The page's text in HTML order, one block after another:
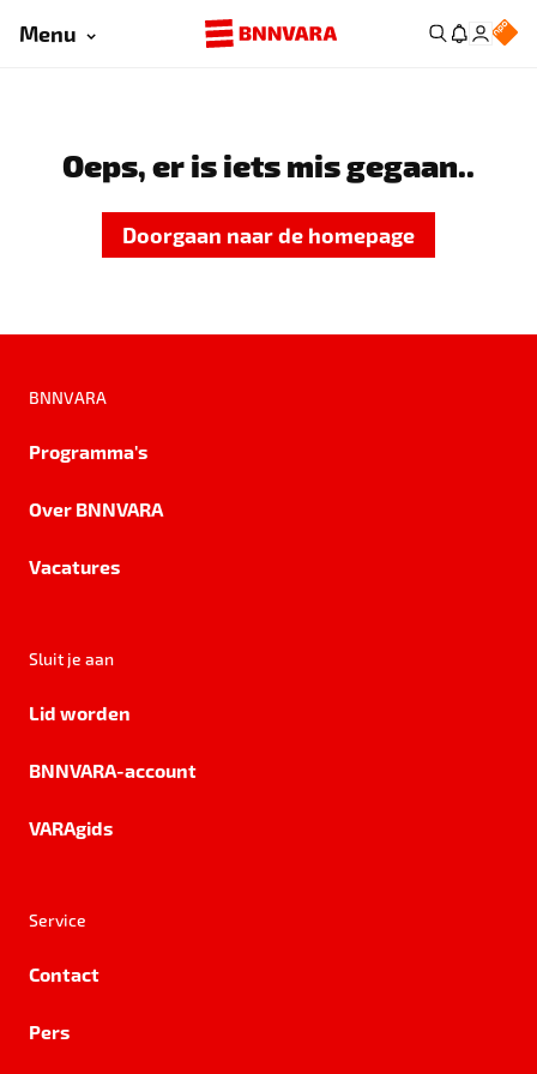
Menu
Oeps, er is iets mis gegaan..
Doorgaan naar de homepage
BNNVARA
Programma's
Over BNNVARA
Vacatures
Sluit je aan
Lid worden
BNNVARA-account
VARAgids
Service
Contact
Pers